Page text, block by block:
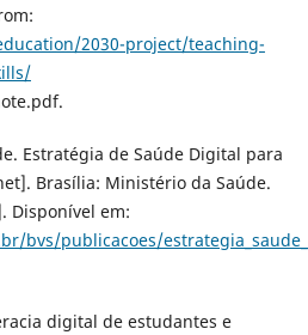
2030-project/teaching-
Estratégia de Saúde Digital para
Brasília: Ministério da Saúde.
Disponível em:
bvs/publicacoes/
digital de estudantes e